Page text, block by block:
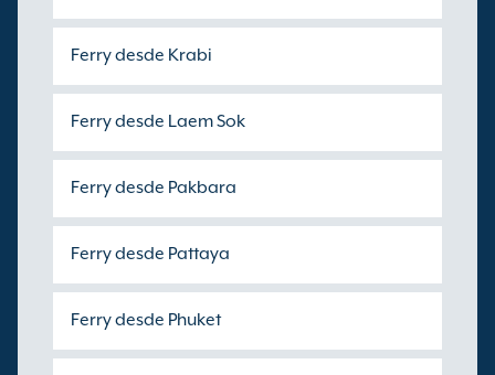
Ferry desde Krabi
Ferry desde Laem Sok
Ferry desde Pakbara
Ferry desde Pattaya
Ferry desde Phuket